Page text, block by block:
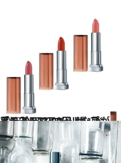
2018.12.20
プチプラコスメ・ザ・ベスト2018(3) マットな唇が手に入る1,200円リップ
ビューティ＆ヘルス